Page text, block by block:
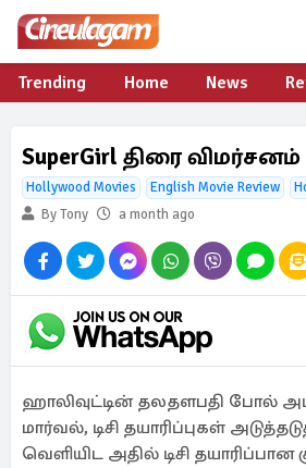
Trending Home News
SuperGirl திரை விமர்சனம்
Hollywood Movies English Movie Review
By Tony
a month ago
ஹாலிவுட்டின் தலதளபதி போல்
மார்வல், டிசி தயாரிப்புகள்
வெளியிட அதில் டிசி